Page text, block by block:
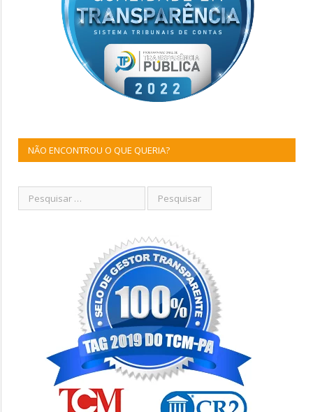
NÃO ENCONTROU O QUE QUERIA?